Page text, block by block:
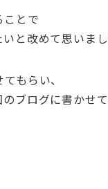
とで
と改めて思いまし
もらい、
ブログに書かせて